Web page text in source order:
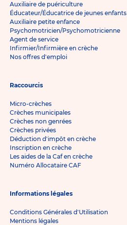
Auxiliaire de puériculture
Éducateur/Éducatrice de jeunes enfants
Auxiliaire petite enfance
Psychomotricien/Psychomotricienne
Agent de service
Infirmier/Infirmière en crèche
Nos offres d'emploi
Raccourcis
Micro-crèches
Crèches municipales
Crèches non genrées
Crèches privées
Déduction d'impôt en crèche
Inscription en crèche
Les aides de la Caf en crèche
Numéro Allocataire CAF
Informations légales
Conditions Générales d'Utilisation
Mentions légales